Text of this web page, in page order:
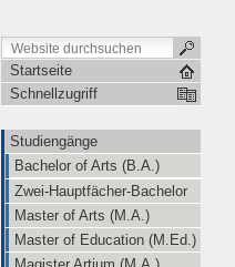
Startseite
Schnellzugriff
Studiengänge
Bachelor of Arts (B.A.)
Zwei-Hauptfächer-Bachelor
Master of Arts (M.A.)
Master of Education (M.Ed.)